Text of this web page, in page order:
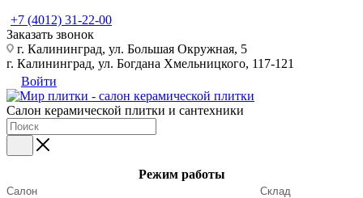
+7 (4012) 31-22-00
Заказать звонок
г. Калининград, ул. Большая Окружная, 5
г. Калининград, ул. Богдана Хмельницкого, 117-121
Войти
Салон керамической плитки и сантехники
Режим работы
Салон Склад